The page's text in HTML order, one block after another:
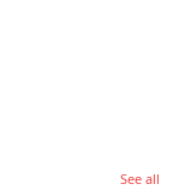
See all